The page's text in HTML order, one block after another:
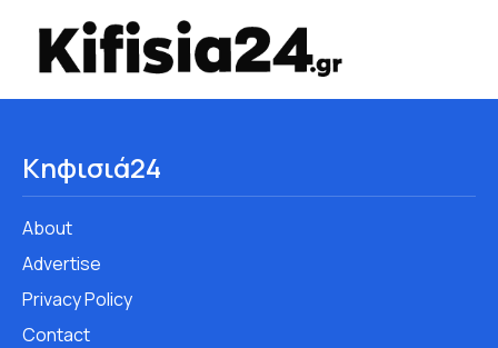
Κηφισιά24
About
Advertise
Privacy Policy
Contact